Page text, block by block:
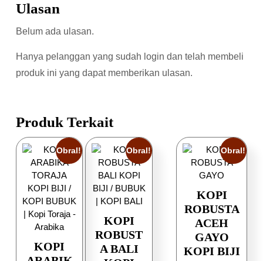
Ulasan
Belum ada ulasan.
Hanya pelanggan yang sudah login dan telah membeli
produk ini yang dapat memberikan ulasan.
Produk Terkait
Obral!
KOPI
Obral!
KOPI
ROBUSTA
ACEH
GAYO
KOPI BIJI
Obral!
KOPI
ROBUST
A BALI